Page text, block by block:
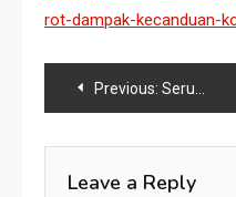
rot-dampak-kecanduan-
Previous: Serunya Class Meeting Hari Ini di SMP Negeri 3 Grogol!
Leave a Reply